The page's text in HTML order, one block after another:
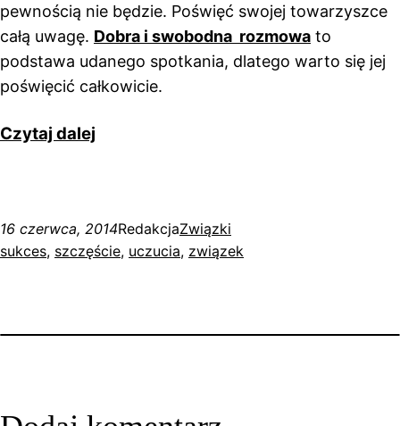
pewnością nie będzie. Poświęć swojej towarzyszce
całą uwagę. Dobra i swobodna rozmowa to
podstawa udanego spotkania, dlatego warto się jej
poświęcić całkowicie.
Czytaj dalej
16 czerwca, 2014RedakcjaZwiązki
sukces, szczęście, uczucia, związek